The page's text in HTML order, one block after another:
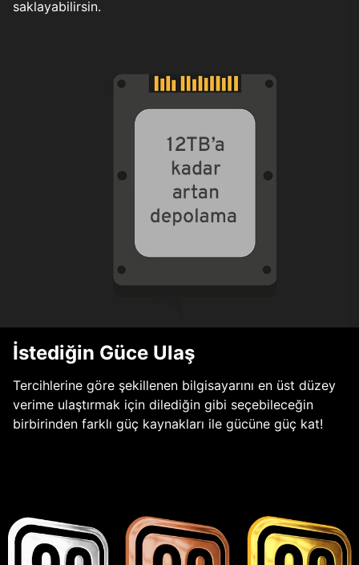
saklayabilirsin.
İstediğin Güce Ulaş
Tercihlerine göre şekillenen bilgisayarını en üst düzey
verime ulaştırmak için dilediğin gibi seçebileceğin
birbirinden farklı güç kaynakları ile gücüne güç kat!